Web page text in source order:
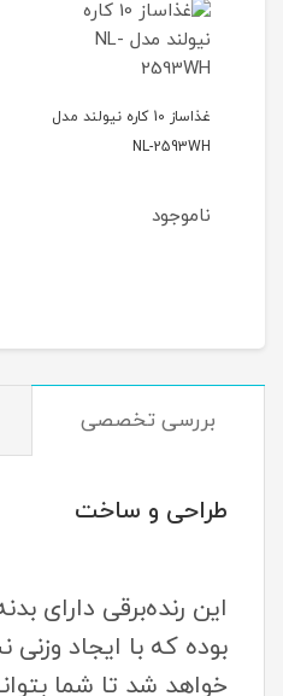
غذاساز 10 کاره نیولند مدل
NL-2593WH
ناموجود
بررسی تخصصی
طراحی و ساخت
این رنده‌برقی دارای
بوده که با ایجاد
خواهد شد تا شما